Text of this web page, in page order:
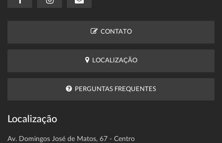
CONTATO
LOCALIZAÇÃO
PERGUNTAS FREQUENTES
Localização
Av. Domingos José de Matos, 67 - Centro